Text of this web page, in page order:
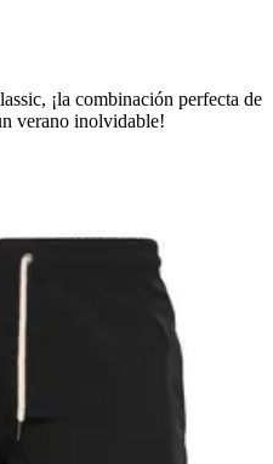
¡la combinación perfecta de
verano inolvidable!